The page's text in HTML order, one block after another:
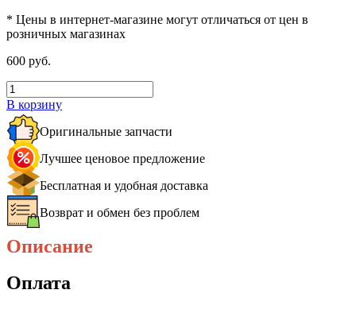
* Цены в интернет-магазине могут отличаться от цен в
розничных магазинах
600 руб.
В корзину
Оригинальные запчасти
Лучшее ценовое предложение
Бесплатная и удобная доставка
Возврат и обмен без проблем
Описание
Оплата